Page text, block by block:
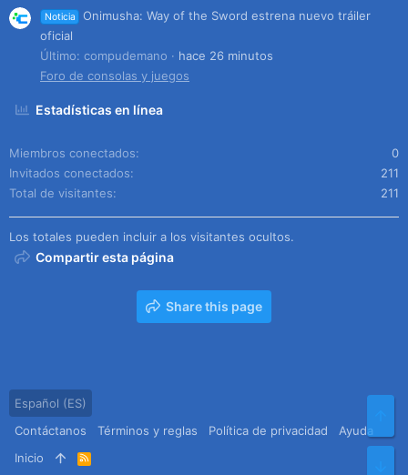
Noticia
Onimusha: Way of the Sword estrena nuevo tráiler
oficial
Último: compudemano
hace 26 minutos
Foro de consolas y juegos
Estadísticas en línea
Miembros conectados
0
Invitados conectados
211
Total de visitantes
211
Los totales pueden incluir a los visitantes ocultos.
Compartir esta página
Share this page
Español (ES)
Contáctanos
Términos y reglas Política de privacidad
Ayuda
Inicio
R
S